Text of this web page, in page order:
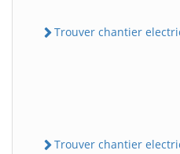
Trouver chantier
Trouver chantier